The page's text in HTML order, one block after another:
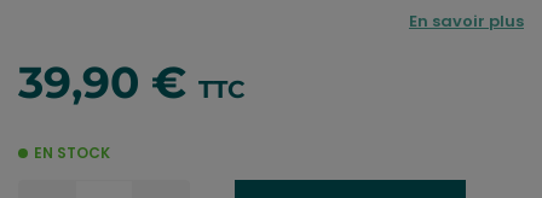
En savoir plus
39,90 € TTC
EN STOCK